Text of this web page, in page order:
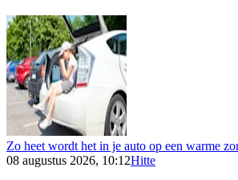
Zo heet wordt het in je auto op een warme
08 augustus 2026, 10:12Hitte